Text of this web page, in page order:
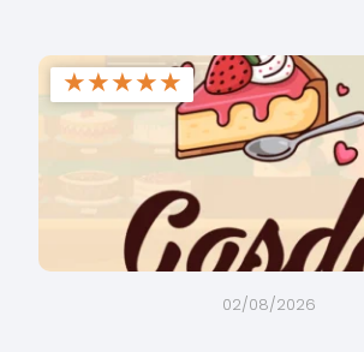
★★★★★
02/08/2026